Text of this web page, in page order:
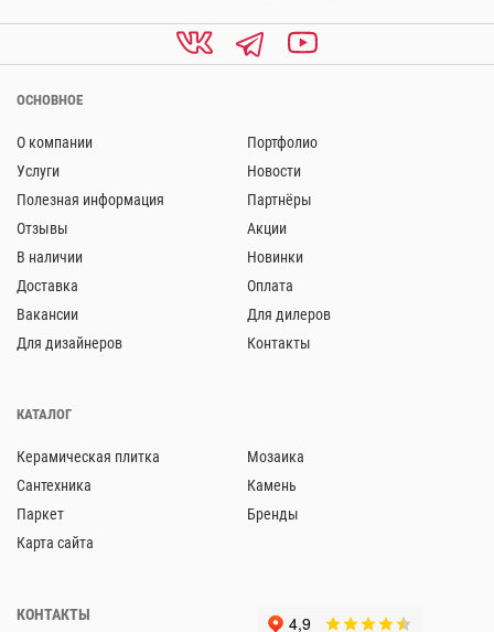
ОСНОВНОЕ
О компании
Портфолио
Услуги
Новости
Полезная информация
Партнёры
Отзывы
Акции
В наличии
Новинки
Доставка
Оплата
Вакансии
Для дилеров
Для дизайнеров
Контакты
КАТАЛОГ
Керамическая плитка
Мозаика
Сантехника
Камень
Паркет
Бренды
Карта сайта
КОНТАКТЫ